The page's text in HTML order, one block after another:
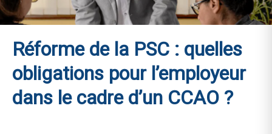
Réforme de la PSC : quelles
obligations pour l’employeur
dans le cadre d’un CCAO ?